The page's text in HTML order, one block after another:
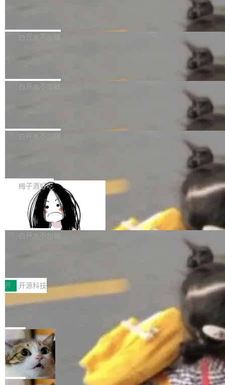
不得生成涉及安全性的关键变更，除非作者本身
36个月。 公告显示，本次宇树科技战略配售对
员工参与设立的专项资产管理计划。其中，Dee
获配9...
Bug fixes and enhancements 修复多次传递同
一个回归问题，该问题导致拉取镜像时会拒绝包
题，该问题可能导致在旧版 Linux 内核...
白开水不加糖
e 孵化器项目管理委员会（IPMC）投票中获得
P）！这一里程碑不仅标志着 Fluss 迈入新的发
白开水不加糖
长期停止内容更新，未能实现其作为“AI版维基百
提交的编辑请求也长期处于待处理状态。 Groki
pedia 于去年底上线，定位为由人工智能生成内
容的百科平台，被马斯克视为传统众包百科网站
维基百科的替代方案。Lawfare 调查发现，无论
热门页面还是低关注度页面，均未出现近期更
白开水不加糖
是这样的：配 MessageSource 的 Bean、写 R
eloadableResourceBundleMessageSource、
声明 LocaleResolver、注册 LocaleChangeInt
erceptor…五六步之后才能看到第一行翻译文
本。 Solon 换了个方式。整个 i18n 模块围绕三
梅子酒好吃
Apache Doris 4.1 全面增强 Iceberg：
支持 UPDATE、MERGE INTO 与 Iceb
erg V3
Apache Doris 4.1 要补齐的，正是缺失的那一
半。在已有查询能力的基础上，Doris 进一步支
常维护操作，并完整支持 Iceberg V3 格式。
白开水不加糖
村国家自主创新示范区会议中心开幕。本届大会
由中关村智联软件服务业质量创新联盟主办，以
“智构可信·质创未来——AI原生时代的质量新范
式”为主题，直面AI从实验室走向规模化产业落地
的核心质量命题。会上，《2026智能研发生产力
工具选型手册》发布，Testin云测的Testin XAge
nt智能测试系统入选AI测试领域代表产品。对CI
O而言，这提示了一个转变：AI测试正在从效率
工具升级为企业的质量基础设施。 CIO面对的新
开 开源科技
让非法状态不可表示：一篇关于 ADT
有一种东西，一旦用过就回不去了。Alex Fedos
eev 管它叫"软件设计的基石"。 他说的东西不新
鲜——代数数据类型（ADT），尤其是和类型
（sum type）。但他说清楚了一件事：这不是类
型系统的学术体操，是日常编码的思维方式。 文
章从一个简单的例子切入。一个网站的深色主题
局
Cloudflare 开源内部企业 AI 平台 Clou
dflare OS
Cloudflare 发布了一个开源项目 Cloudflare O
S。如果你只看官方博客，你会觉得这是又一